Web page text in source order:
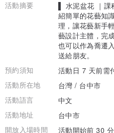
活動摘要
▌ 水泥盆花 ｜
紹簡單的花藝知
理，讓花藝新手
藝設計主體，完
也可以作為喬遷
送給朋友。
預約須知
活動日 7 天前需
活動所在地
台灣 / 台中市
活動語言
中文
活動地址
台中市
開放入場時間
活動開始前 30